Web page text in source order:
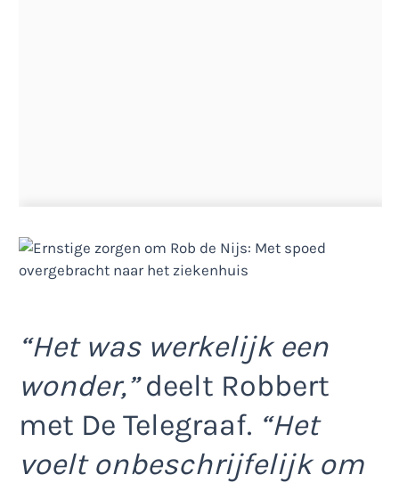
“Het was werkelijk een
wonder,”deelt Robbert
met De Telegraaf. “Het
voelt onbeschrijfelijk om